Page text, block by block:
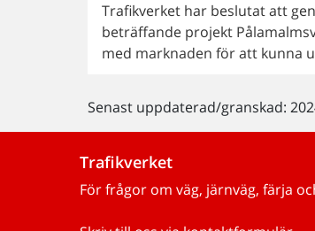
Trafikverket har beslutat att
beträffande projekt
med marknaden för att kunna
Senast uppdaterad/granskad:
Trafikverket
För frågor om väg, järnväg, färja